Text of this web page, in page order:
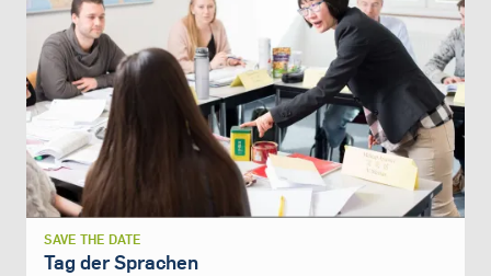
SAVE THE DATE
Tag der Sprachen